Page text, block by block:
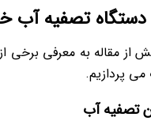
تصفیه آب
از مقاله به معرفی برخی
پردازیم.
تصفیه آب